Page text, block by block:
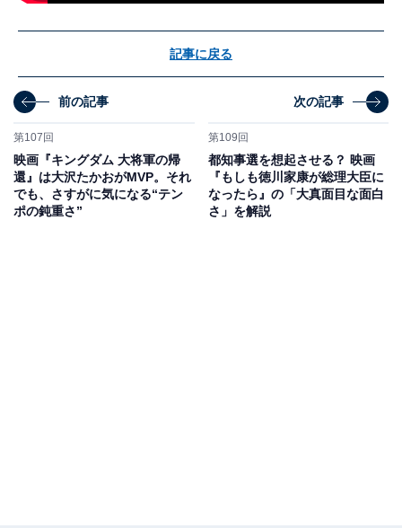
記事に戻る
前の記事
第107回
映画『キングダム 大将軍の帰
還』は大沢たかおがMVP。それ
でも、さすがに気になる“テン
ポの鈍重さ”
次の記事
第109回
都知事選を想起させる？ 映画
『もしも徳川家康が総理大臣に
なったら』の「大真面目な面白
さ」を解説